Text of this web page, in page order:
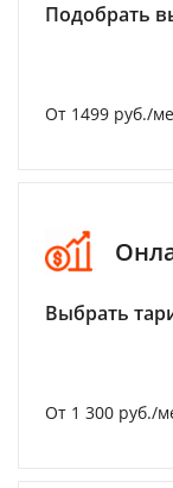
Подобрать
От 1499 руб./
Выбрать
От 1 300 руб./